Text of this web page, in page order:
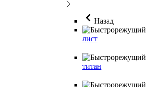
Назад
лист
титан